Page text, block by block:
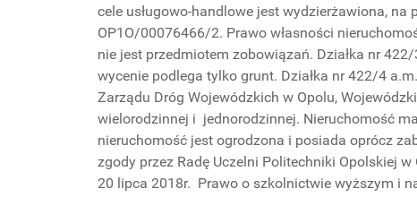
cele usługowo-handlowe jest wydzierżawiona,
OP1O/00076466/2. Prawo własności
nie jest przedmiotem zobowiązań. Działka nr
wycenie podlega tylko grunt. Działka nr 422/4
Zarządu Dróg Wojewódzkich w Opolu,
wielorodzinnej i jednorodzinnej. Nieruchomość
nieruchomość jest ogrodzona i posiada oprócz
zgody przez Radę Uczelni Politechniki Opolskiej
20 lipca 2018r. Prawo o szkolnictwie wyższym i